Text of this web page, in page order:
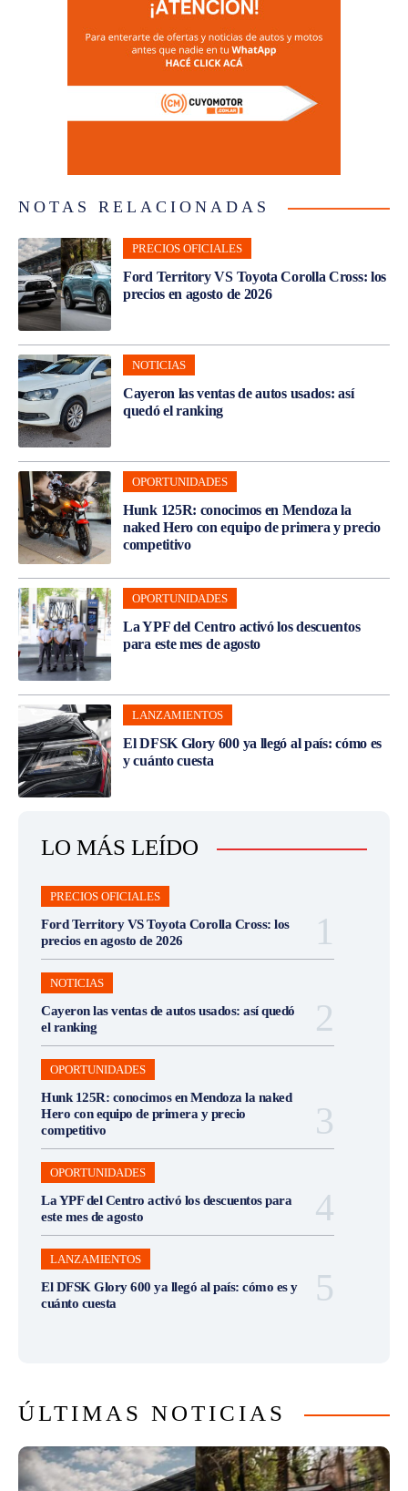
NOTAS RELACIONADAS
PRECIOS OFICIALES
Ford Territory VS Toyota Corolla Cross: los
precios en agosto de 2026
NOTICIAS
Cayeron las ventas de autos usados: así
quedó el ranking
OPORTUNIDADES
Hunk 125R: conocimos en Mendoza la
naked Hero con equipo de primera y precio
competitivo
OPORTUNIDADES
La YPF del Centro activó los descuentos
para este mes de agosto
LANZAMIENTOS
El DFSK Glory 600 ya llegó al país: cómo es
y cuánto cuesta
LO MÁS LEÍDO
PRECIOS OFICIALES
Ford Territory VS Toyota Corolla Cross: los
precios en agosto de 2026
NOTICIAS
Cayeron las ventas de autos usados: así quedó
el ranking
OPORTUNIDADES
Hunk 125R: conocimos en Mendoza la naked
Hero con equipo de primera y precio
competitivo
OPORTUNIDADES
La YPF del Centro activó los descuentos para
este mes de agosto
LANZAMIENTOS
El DFSK Glory 600 ya llegó al país: cómo es y
cuánto cuesta
ÚLTIMAS NOTICIAS